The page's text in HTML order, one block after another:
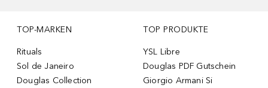
TOP-MARKEN
Rituals
Sol de Janeiro
Douglas Collection
TOP PRODUKTE
YSL Libre
Douglas PDF Gutschein
Giorgio Armani Si